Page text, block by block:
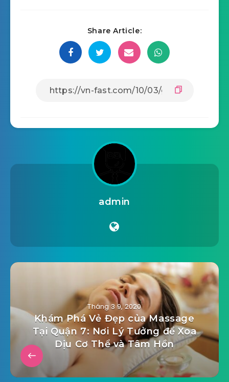
Share Article:
admin
Tháng 3 9, 2020
Khám Phá Vẻ Đẹp của Massage
Tại Quận 7: Nơi Lý Tưởng để Xoa
Dịu Cơ Thể và Tâm Hồn